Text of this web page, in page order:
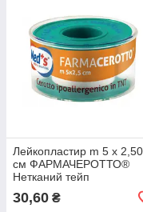
Лейкопластир m 5 x 2,50
см ФАРМАЧЕРОТТО®
Нетканий тейп
30,60 ₴